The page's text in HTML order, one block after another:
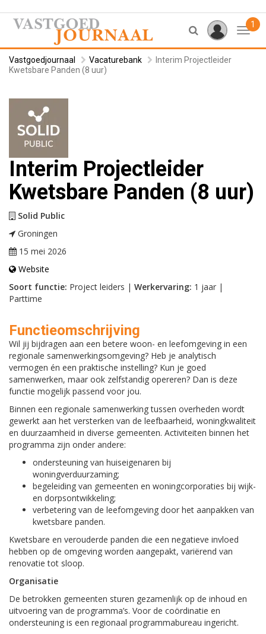
1
Vastgoedjournaal Vacaturebank
Interim Projectleider
Kwetsbare Panden (8 uur)
Interim Projectleider
Kwetsbare Panden (8 uur)
Solid Public
Groningen
15 mei 2026
Website
Soort functie: Project leiders | Werkervaring: 1 jaar |
Parttime
Functieomschrijving
Wil jij bijdragen aan een betere woon- en leefomgeving in een
regionale samenwerkingsomgeving? Heb je analytisch
vermogen én een praktische instelling? Kun je goed
samenwerken, maar ook zelfstandig opereren? Dan is deze
functie mogelijk passend voor jou.
Binnen een regionale samenwerking tussen overheden wordt
gewerkt aan het versterken van de leefbaarheid, woningkwaliteit
en duurzaamheid in diverse gemeenten. Activiteiten binnen het
programma zijn onder andere:
ondersteuning van huiseigenaren bij
woningverduurzaming;
begeleiding van gemeenten en woningcorporaties bij wijk-
en dorpsontwikkeling;
verbetering van de leefomgeving door het aanpakken van
kwetsbare panden.
Kwetsbare en verouderde panden die een negatieve invloed
hebben op de omgeving worden aangepakt, variërend van
renovatie tot sloop.
Organisatie
De betrokken gemeenten sturen gezamenlijk op de inhoud en
uitvoering van de programma’s. Voor de coördinatie en
ondersteuning is een regionaal programmabureau ingericht.